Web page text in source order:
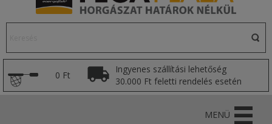
0 Ft
Ingyenes szállítási lehetőség
30.000 Ft feletti rendelés esetén
MENÜ